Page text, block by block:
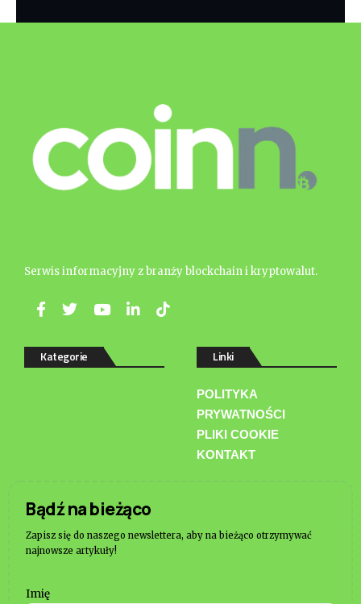
Serwis informacyjny z branży blockchain i kryptowalut.
Kategorie Linki
POLITYKA
PRYWATNOŚCI
PLIKI COOKIE
KONTAKT
Bądź na bieżąco
Zapisz się do naszego newslettera, aby na bieżąco otrzymywać
najnowsze artykuły!
Imię